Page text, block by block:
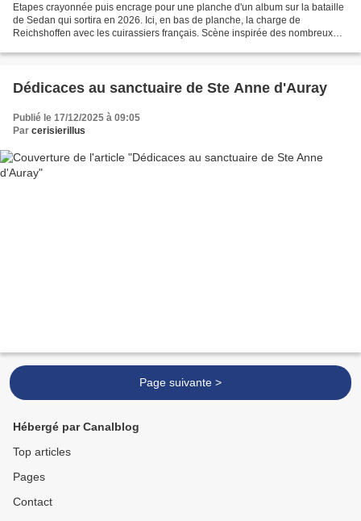
Etapes crayonnée puis encrage pour une planche d'un album sur la bataille
de Sedan qui sortira en 2026. Ici, en bas de planche, la charge de
Reichshoffen avec les cuirassiers français. Scène inspirée des nombreux
Dédicaces au sanctuaire de Ste Anne d'Auray
Publié le 17/12/2025 à 09:05
Par cerisierillus
Page suivante >
Hébergé par Canalblog
Top articles
Pages
Contact